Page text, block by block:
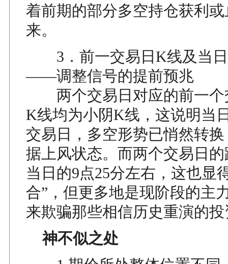
着前期的部分多空持仓获利
来。
3．前一交易日K线及当日
——调整信号的提前预兆
两个交易日对应的前一个
K线均为小阴K线，这说明当
交易日，多空形势已悄然转
据上风状态。而两个交易日
当日的9点25分左右，这也显
合”，但更多地是现阶段的主
来欺骗那些相信历史重演的
神不似之处